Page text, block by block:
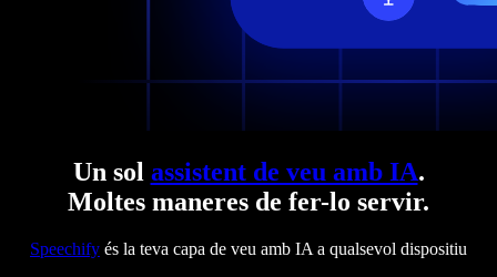
Un sol assistent de veu amb IA.
Moltes maneres de fer-lo servir.
Speechify és la teva capa de veu amb IA a qualsevol dispositiu